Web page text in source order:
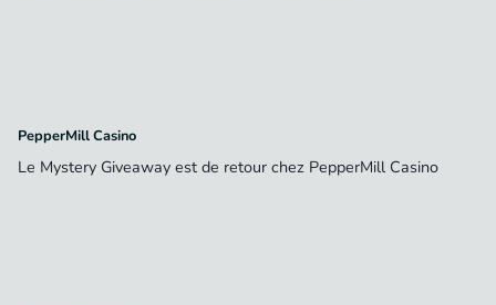
PepperMill Casino
Le Mystery Giveaway est de retour chez PepperMill Casino